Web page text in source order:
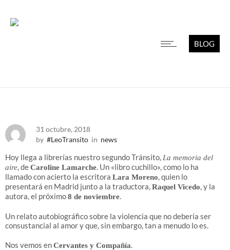
BLOG
31 octubre, 2018
by #LeoTransito in news
Hoy llega a librerías nuestro segundo Tránsito, La memoria del
aire, deCaroline Lamarche. Un «libro cuchillo», como lo ha
llamado con acierto la escritora Lara Moreno, quien lo
presentará en Madrid junto a la traductora,Raquel Vicedo, y la
autora, el próximo8 de noviembre.
Un relato autobiográfico sobre la violencia que no debería ser
consustancial al amor y que, sin embargo, tan a menudo lo es.
Nos vemos enCervantes y Compañía.